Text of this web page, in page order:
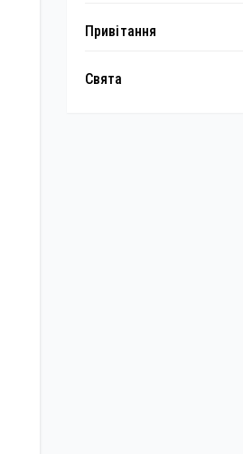
Привітання
Свята